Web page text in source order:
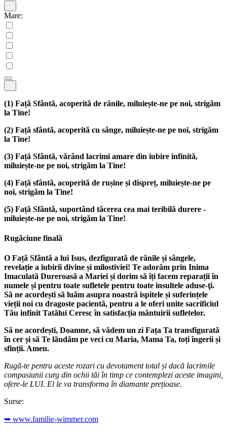
Mare:
(1) Față Sfântă, acoperită de rănile, miluiește-ne pe noi, strigăm
la Tine!
(2) Față sfântă, acoperită cu sânge, miluiește-ne pe noi, strigăm
la Tine!
(3) Față Sfântă, vărând lacrimi amare din iubire infinită,
miluiește-ne pe noi, strigăm la Tine!
(4) Față sfântă, acoperită de rușine și dispreț, miluiește-ne pe
noi, strigăm la Tine!
(5) Față Sfântă, suportând tăcerea cea mai teribilă durere -
miluiește-ne pe noi, strigăm la Tine!
Rugăciune finală
O Față Sfântă a lui Isus, dezfigurată de rănile și sângele,
revelație a iubirii divine și milostiviei! Te adorăm prin Inima
Imaculată Dureroasă a Mariei și dorim să îți facem reparații în
numele și pentru toate sufletele pentru toate insultele aduse-ţi.
Să ne acordești să luăm asupra noastră ispitele și suferințele
vieții noi cu dragoste pacientă, pentru a le oferi unite sacrificiul
Tău infinit Tatălui Ceresc în satisfacția mântuirii sufletelor.
Să ne acordești, Doamne, să vădem un zi Fața Ta transfigurată
în cer și să Te lăudăm pe veci cu Maria, Mama Ta, toți îngerii și
sfinții. Amen.
Rugă-te pentru aceste rozari cu devotament total și dacă lacrimile
compasiunii curg din ochii tăi în timp ce contemplezi aceste imagini,
ofere-le LUI. El le va transforma în diamante prețioase.
Surse:
➥ www.familie-wimmer.com